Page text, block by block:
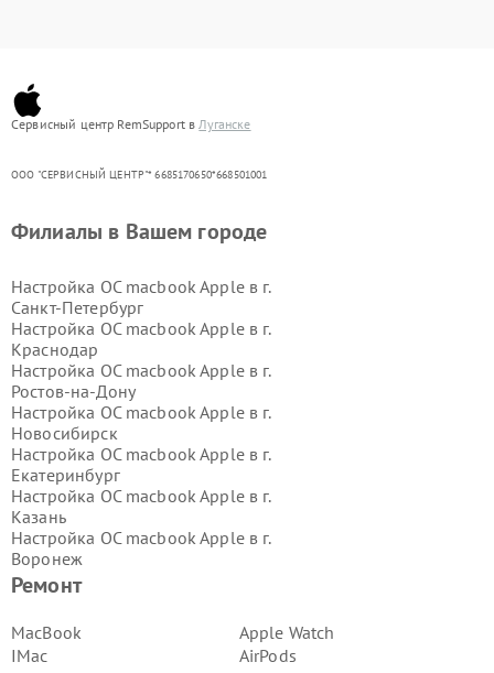
Сервисный центр RemSupport вЛуганске
ООО "СЕРВИСНЫЙ ЦЕНТР"* 6685170650*668501001
Ремонт
MacBook
IMac
Apple Watch
AirPods
Филиалы в Вашем городе
Настройка ОС macbook Apple в г.
Санкт-Петербург
Настройка ОС macbook Apple в г.
Краснодар
Настройка ОС macbook Apple в г.
Ростов-на-Дону
Настройка ОС macbook Apple в г.
Новосибирск
Настройка ОС macbook Apple в г.
Екатеринбург
Настройка ОС macbook Apple в г.
Казань
Настройка ОС macbook Apple в г.
Воронеж
Настройка ОС macbook Apple в г.
Настройка ОС macbook Apple в г.
Самара
Настройка ОС macbook Apple в г.